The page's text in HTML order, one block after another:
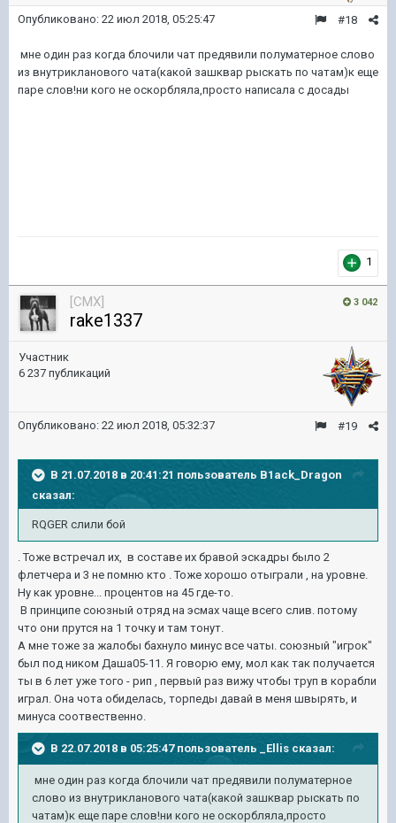
#18
Опубликовано: 22 июл 2018, 05:25:47
мне один раз когда блочили чат предявили полуматерное слово
из внутрикланового чата(какой зашквар рыскать по чатам)к еще
паре слов!ни кого не оскорбляла,просто написала с досады
1
3 042
[CMX]
rake1337
Участник
6 237 публикаций
#19
Опубликовано: 22 июл 2018, 05:32:37
В 21.07.2018 в 20:41:21 пользователь B1ack_Dragon
сказал:
RQGER слили бой
. Тоже встречал их, в составе их бравой эскадры было 2
флетчера и 3 не помню кто . Тоже хорошо отыграли , на уровне.
Ну как уровне... процентов на 45 где-то.
В принципе союзный отряд на эсмах чаще всего слив. потому
что они прутся на 1 точку и там тонут.
А мне тоже за жалобы бахнуло минус все чаты. союзный "игрок"
был под ником Даша05-11. Я говорю ему, мол как так получается
ты в 6 лет уже того - рип , первый раз вижу чтобы труп в корабли
играл. Она чота обиделась, торпеды давай в меня швырять, и
минуса соотвественно.
В 22.07.2018 в 05:25:47 пользователь _Ellis сказал:
мне один раз когда блочили чат предявили полуматерное
слово из внутрикланового чата(какой зашквар рыскать по
чатам)к еще паре слов!ни кого не оскорбляла,просто